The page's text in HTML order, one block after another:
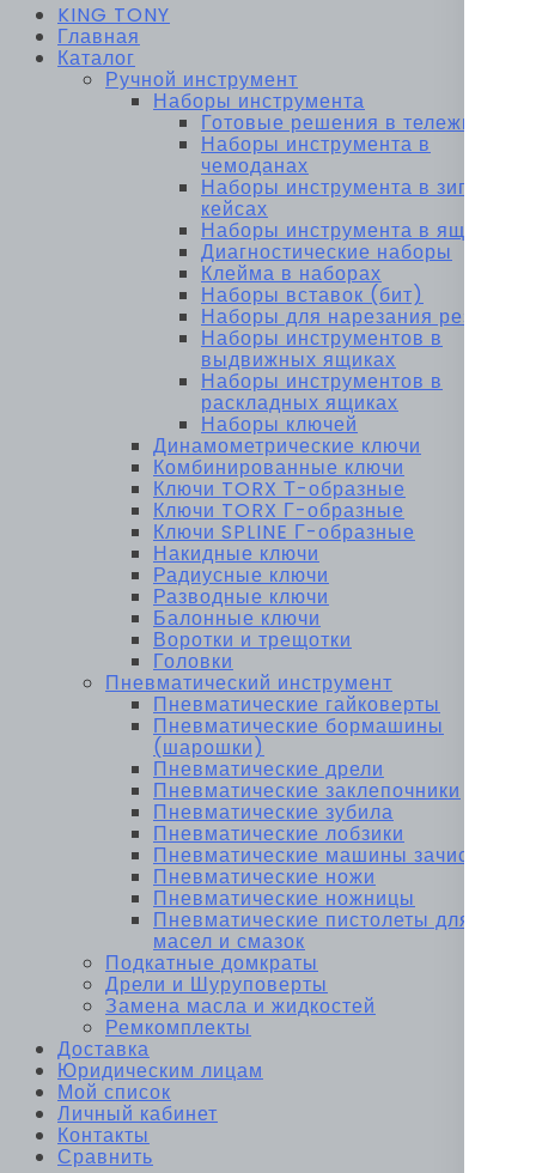
KING TONY
Главная
Каталог
Ручной инструмент
Наборы инструмента
Готовые решения в тележках
Наборы инструмента в
чемоданах
Наборы инструмента в зип-
кейсах
Наборы инструмента в ящиках
Диагностические наборы
Клейма в наборах
Наборы вставок (бит)
Наборы для нарезания резьбы
Наборы инструментов в
выдвижных ящиках
Наборы инструментов в
раскладных ящиках
Наборы ключей
Динамометрические ключи
Комбинированные ключи
Ключи TORX Т-образные
Ключи TORX Г-образные
Ключи SPLINE Г-образные
Накидные ключи
Радиусные ключи
Разводные ключи
Балонные ключи
Воротки и трещотки
Головки
Пневматический инструмент
Пневматические гайковерты
Пневматические бормашины
(шарошки)
Пневматические дрели
Пневматические заклепочники
Пневматические зубила
Пневматические лобзики
Пневматические машины зачистные
Пневматические ножи
Пневматические ножницы
Пневматические пистолеты для
масел и смазок
Подкатные домкраты
Дрели и Шуруповерты
Замена масла и жидкостей
Ремкомплекты
Доставка
Юридическим лицам
Мой список
Личный кабинет
Контакты
Сравнить